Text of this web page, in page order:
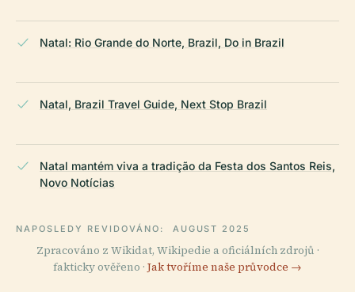
Natal: Rio Grande do Norte, Brazil, Do in Brazil
Natal, Brazil Travel Guide, Next Stop Brazil
Natal mantém viva a tradição da Festa dos Santos Reis,
Novo Notícias
NAPOSLEDY REVIDOVÁNO: AUGUST 2025
Zpracováno z Wikidat, Wikipedie a oficiálních zdrojů ·
fakticky ověřeno · Jak tvoříme naše průvodce →